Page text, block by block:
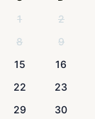
1
2
8
9
15
16
22
23
29
30